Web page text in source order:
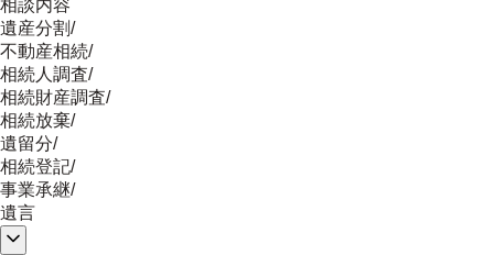
相談内容
遺産分割/
不動産相続/
相続人調査/
相続財産調査/
相続放棄/
遺留分/
相続登記/
事業承継/
遺言